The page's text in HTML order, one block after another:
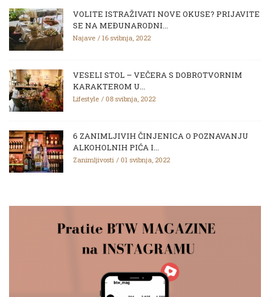
VOLITE ISTRAŽIVATI NOVE OKUSE? PRIJAVITE
SE NA MEĐUNARODNI...
Najave 16 svibnja, 2022
VESELI STOL – VEČERA S DOBROTVORNIM
KARAKTEROM U...
Lifestyle 08 svibnja, 2022
6 ZANIMLJIVIH ČINJENICA O POZNAVANJU
ALKOHOLNIH PIĆA I...
Zanimljivosti 01 svibnja, 2022